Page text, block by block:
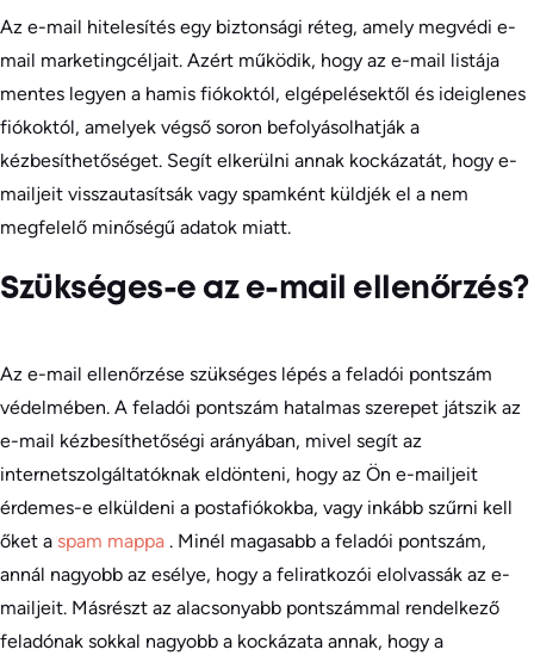
Az e-mail hitelesítés egy biztonsági réteg, amely megvédi e-
mail marketingcéljait. Azért működik, hogy az e-mail listája
mentes legyen a hamis fiókoktól, elgépelésektől és ideiglenes
fiókoktól, amelyek végső soron befolyásolhatják a
kézbesíthetőséget. Segít elkerülni annak kockázatát, hogy e-
mailjeit visszautasítsák vagy spamként küldjék el a nem
megfelelő minőségű adatok miatt.
Szükséges-e az e-mail ellenőrzés?
Az e-mail ellenőrzése szükséges lépés a feladói pontszám
védelmében. A feladói pontszám hatalmas szerepet játszik az
e-mail kézbesíthetőségi arányában, mivel segít az
internetszolgáltatóknak eldönteni, hogy az Ön e-mailjeit
érdemes-e elküldeni a postafiókokba, vagy inkább szűrni kell
őket a spam mappa . Minél magasabb a feladói pontszám,
annál nagyobb az esélye, hogy a feliratkozói elolvassák az e-
mailjeit. Másrészt az alacsonyabb pontszámmal rendelkező
feladónak sokkal nagyobb a kockázata annak, hogy a